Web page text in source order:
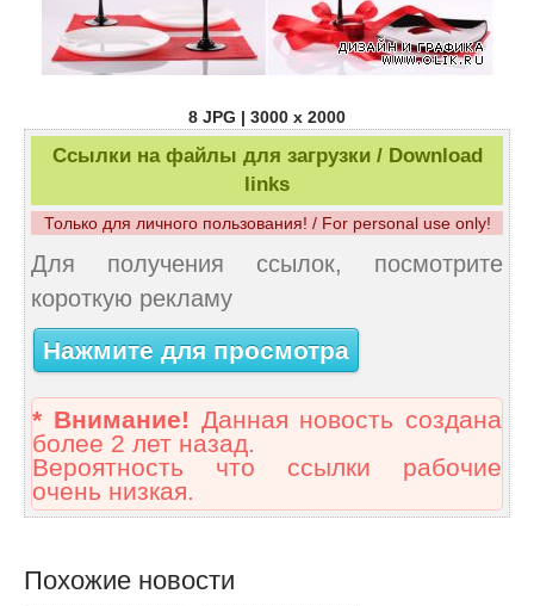
8 JPG | 3000 x 2000
Ссылки на файлы для загрузки / Download
links
Только для личного пользования! / For personal use only!
Для получения ссылок, посмотрите
короткую рекламу
Нажмите для просмотра
* Внимание! Данная новость создана
более 2 лет назад.
Вероятность что ссылки рабочие
очень низкая.
Похожие новости